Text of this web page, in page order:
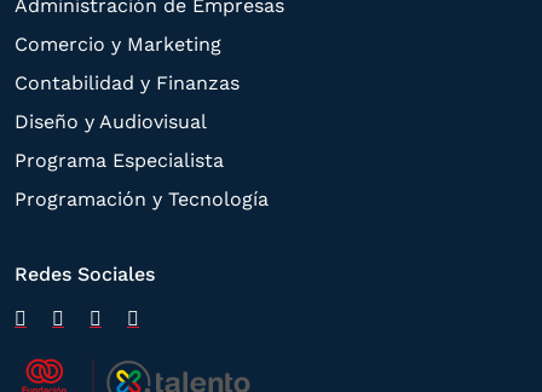
Administración de Empresas
Comercio y Marketing
Contabilidad y Finanzas
Diseño y Audiovisual
Programa Especialista
Programación y Tecnología
Redes Sociales